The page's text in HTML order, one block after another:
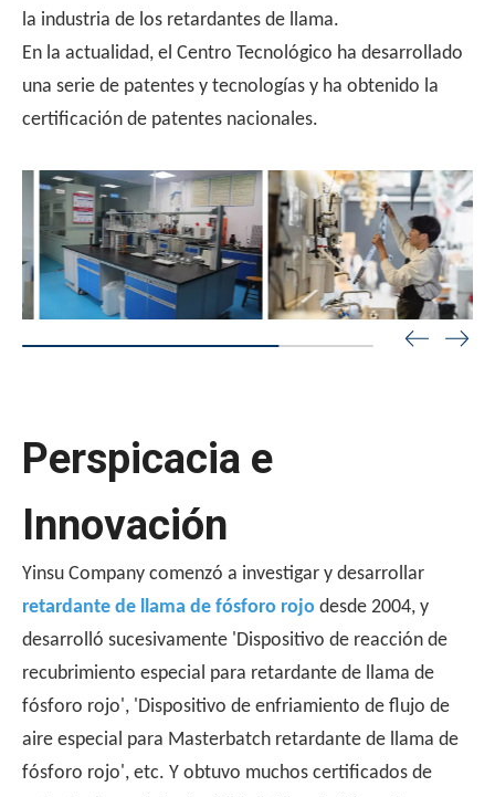
la industria de los retardantes de llama.
En la actualidad, el Centro Tecnológico ha desarrollado
una serie de patentes y tecnologías y ha obtenido la
certificación de patentes nacionales.
Perspicacia e
Innovación
Yinsu Company comenzó a investigar y desarrollar
retardante de llama de fósforo rojo desde 2004, y
desarrolló sucesivamente 'Dispositivo de reacción de
recubrimiento especial para retardante de llama de
fósforo rojo', 'Dispositivo de enfriamiento de flujo de
aire especial para Masterbatch retardante de llama de
fósforo rojo', etc. Y obtuvo muchos certificados de